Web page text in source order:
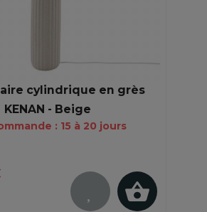
cylindrique en grès
KENAN - Beige
: 15 à 20 jours